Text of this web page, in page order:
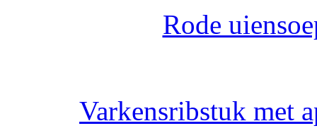
Rode
Varkensribstuk met